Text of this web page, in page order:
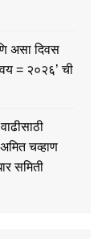
असा दिवस
= २०२६’ ची
चव्हाण
समिती